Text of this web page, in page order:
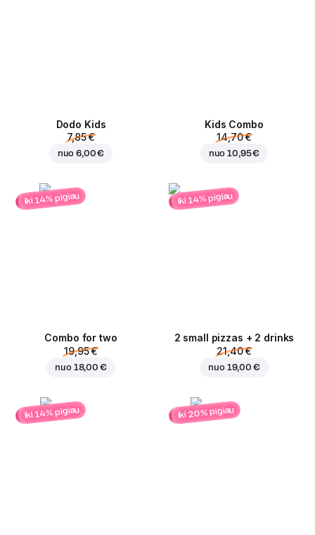
Dodo Kids
7,85 €
nuo6,00 €
Kids Combo
14,70 €
nuo10,95 €
iki 14% pigiau
Combo for two
19,95 €
nuo 18,00 €
iki 14% pigiau
2 small pizzas + 2 drinks
21,40 €
nuo 19,00 €
iki 14% pigiau iki 20% pigiau